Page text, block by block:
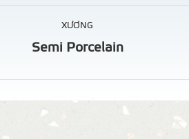
XƯƠNG
Semi Porcelain